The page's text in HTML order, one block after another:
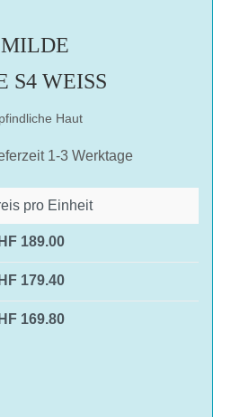
S4 WEISS
Haut
1-3 Werktage
pro Einheit
189.00
179.40
169.80